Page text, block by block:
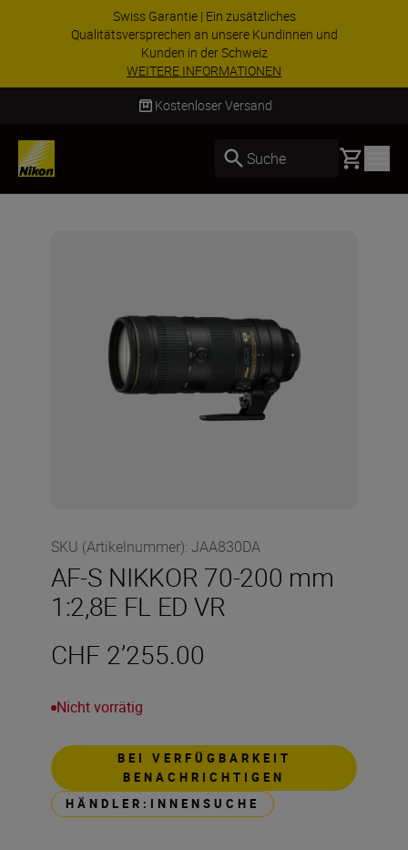
Swiss Garantie | Ein zusätzliches
Qualitätsversprechen an unsere Kundinnen und
Kunden in der Schweiz
WEITERE INFORMATIONEN
Kostenloser Versand
Suche Basket
SKU (Artikelnummer): JAA830DA
AF-S NIKKOR 70-200 mm
1:2,8E FL ED VR
CHF 2’255.00
Nicht vorrätig
BEI VERFÜGBARKEIT
BENACHRICHTIGEN
HÄNDLER:INNENSUCHE